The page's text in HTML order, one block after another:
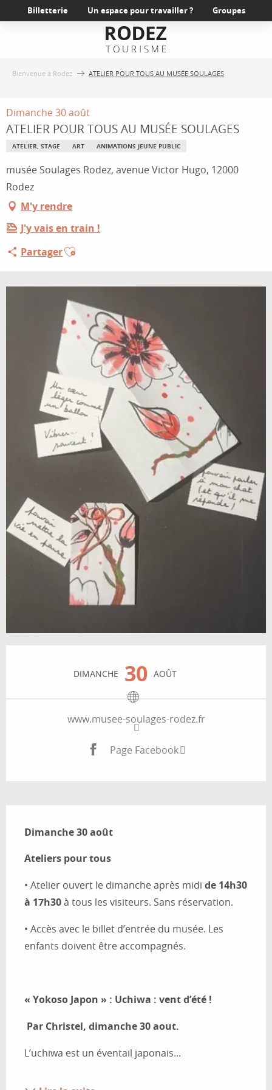
au
Billetterie Un espace pour travailler ? Groupes
Bienvenue à Rodez ATELIER POUR TOUS AU MUSÉE SOULAGES
Dimanche 30 août
ATELIER POUR TOUS AU MUSÉE SOULAGES
ATELIER, STAGE ART ANIMATIONS JEUNE PUBLIC
musée Soulages Rodez, avenue Victor Hugo, 12000
Rodez
M'y rendre
J'y vais en train !
PartagerAjouter aux favoris
DIMANCHE 30 AOÛT
www.musee-soulages-rodez.fr
Page Facebook
Dimanche 30 août
Ateliers pour tous
• Atelier ouvert le dimanche après midi de 14h30
à 17h30 à tous les visiteurs. Sans réservation.
• Accès avec le billet d’entrée du musée. Les
enfants doivent être accompagnés.
« Yokoso Japon » : Uchiwa : vent d’été !
Par Christel, dimanche 30 aout.
L’uchiwa est un éventail japonais...